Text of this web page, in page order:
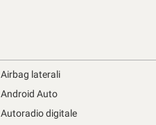
Airbag laterali
Android Auto
Autoradio digitale